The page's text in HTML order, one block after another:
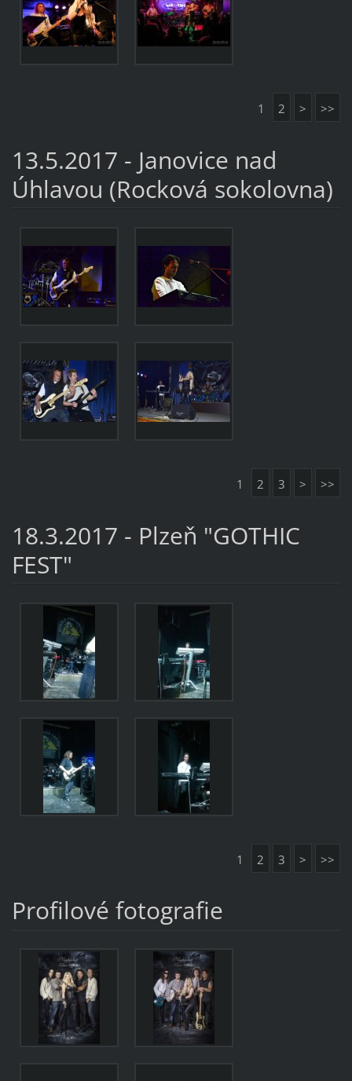
1 2 > >>
13.5.2017 - Janovice nad
Úhlavou (Rocková sokolovna)
1 2 3 > >>
18.3.2017 - Plzeň "GOTHIC
FEST"
1 2 3 > >>
Profilové fotografie